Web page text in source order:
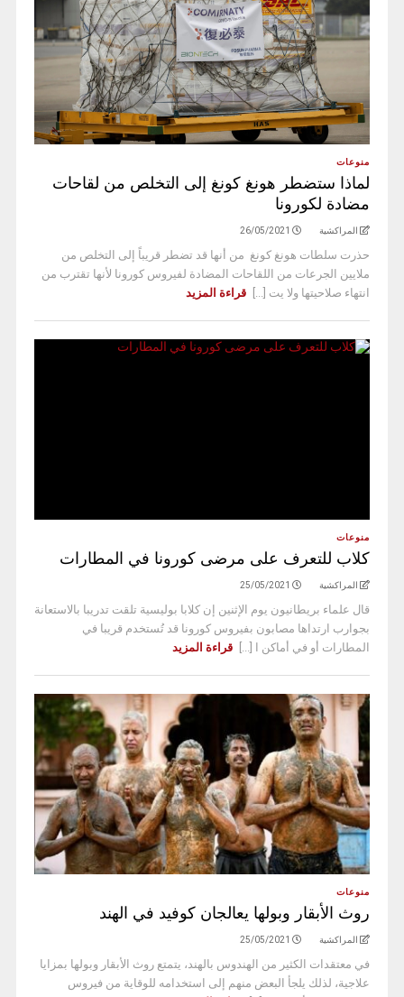
منوعات
لماذا ستضطر هونغ كونغ إلى التخلص من لقاحات
مضادة لكورونا
المراكشية 26/05/2021
حذرت سلطات هونغ كونغ من أنها قد تضطر قريباً إلى التخلص من
ملايين الجرعات من اللقاحات المضادة لفيروس كورونا لأنها تقترب من
انتهاء صلاحيتها ولا يت [...]
قراءة المزيد
منوعات
كلاب للتعرف على مرضى كورونا في المطارات
المراكشية 25/05/2021
قال علماء بريطانيون يوم الإثنين إن كلابا بوليسية تلقت تدريبا بالاستعانة
بجوارب ارتداها مصابون بفيروس كورونا قد تُستخدم قريبا في
المطارات أو في أماكن ا [...]
قراءة المزيد
منوعات
روث الأبقار وبولها يعالجان كوفيد في الهند
المراكشية 25/05/2021
في معتقدات الكثير من الهندوس بالهند، يتمتع روث الأبقار وبولها بمزايا
علاجية، لذلك يلجأ البعض منهم إلى استخدامه للوقاية من فيروس